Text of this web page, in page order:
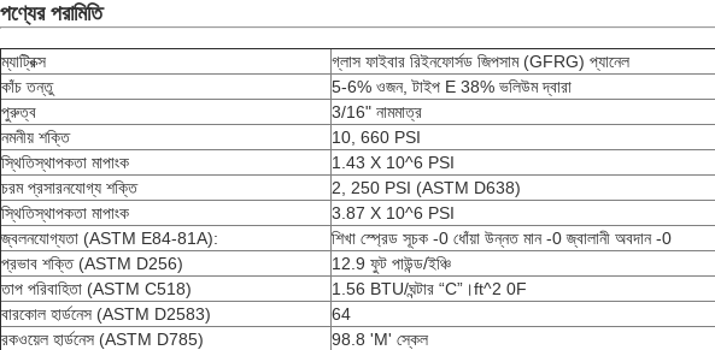
পণ্যের পরামিতি
ম্যাট্রিক্স
গ্লাস ফাইবার রিইনফোর্সড জিপসাম (GFRG) প্যানেল
কাঁচ তন্তু
5-6% ওজন, টাইপ E 38% ভলিউম দ্বারা
পুরুত্ব
3/16" নামমাত্র
নমনীয় শক্তি
10, 660 PSI
স্থিতিস্থাপকতা মাপাংক
1.43 X 10^6 PSI
চরম প্রসারনযোগ্য শক্তি
2, 250 PSI (ASTM D638)
স্থিতিস্থাপকতা মাপাংক
3.87 X 10^6 PSI
জ্বলনযোগ্যতা (ASTM E84-81A):
শিখা স্প্রেড সূচক -0 ধোঁয়া উন্নত মান -0 জ্বালানী অবদান -0
প্রভাব শক্তি (ASTM D256)
12.9 ফুট পাউন্ড/ইঞ্চি
তাপ পরিবাহিতা (ASTM C518)
1.56 BTU/ঘন্টার “C”।ft^2 0F
বারকোল হার্ডনেস (ASTM D2583)
64
রকওয়েল হার্ডনেস (ASTM D785)
98.8 'M' স্কেল